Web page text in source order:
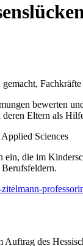
bewerten
Eltern als
Sciences
ein, die im
des